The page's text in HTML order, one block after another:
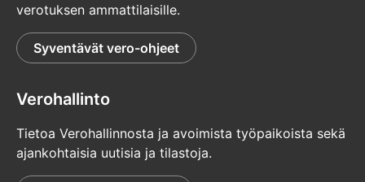
verotuksen ammattilaisille.
Syventävät vero-ohjeet
Verohallinto
Tietoa Verohallinnosta ja avoimista työpaikoista sekä
ajankohtaisia uutisia ja tilastoja.